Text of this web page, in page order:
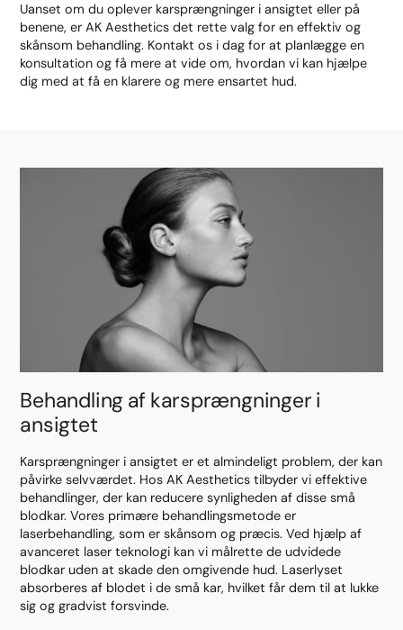
Uanset om du oplever karsprængninger i ansigtet eller på
benene, er AK Aesthetics det rette valg for en effektiv og
skånsom behandling. Kontakt os i dag for at planlægge en
konsultation og få mere at vide om, hvordan vi kan hjælpe
dig med at få en klarere og mere ensartet hud.
Behandling af karsprængninger i
ansigtet
Karsprængninger i ansigtet er et almindeligt problem, der kan
påvirke selvværdet. Hos AK Aesthetics tilbyder vi effektive
behandlinger, der kan reducere synligheden af disse små
blodkar. Vores primære behandlingsmetode er
laserbehandling, som er skånsom og præcis. Ved hjælp af
avanceret laser teknologi kan vi målrette de udvidede
blodkar uden at skade den omgivende hud. Laserlyset
absorberes af blodet i de små kar, hvilket får dem til at lukke
sig og gradvist forsvinde.